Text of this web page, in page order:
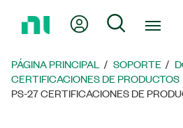
página
principal
Mi cuentaBúsqueda
PÁGINA PRINCIPAL SOPORTE
CERTIFICACIONES DE PRODUCTOS
PS-27 CERTIFICACIONES DE